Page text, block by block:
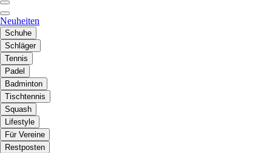
Neuheiten
Schuhe
Schläger
Tennis
Padel
Badminton
Tischtennis
Squash
Lifestyle
Für Vereine
Restposten